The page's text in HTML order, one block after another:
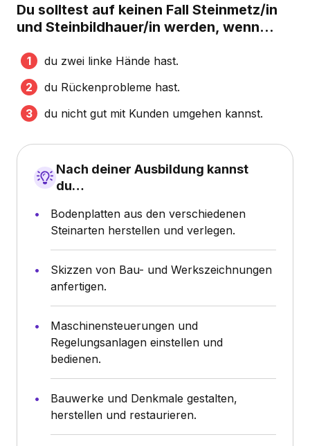
Du solltest auf keinen Fall Steinmetz/in
und Steinbildhauer/in werden, wenn...
du zwei linke Hände hast.
du Rückenprobleme hast.
du nicht gut mit Kunden umgehen kannst.
Nach deiner Ausbildung kannst
du…
Bodenplatten aus den verschiedenen
Steinarten herstellen und verlegen.
Skizzen von Bau- und Werkszeichnungen
anfertigen.
Maschinensteuerungen und
Regelungsanlagen einstellen und
bedienen.
Bauwerke und Denkmale gestalten,
herstellen und restaurieren.